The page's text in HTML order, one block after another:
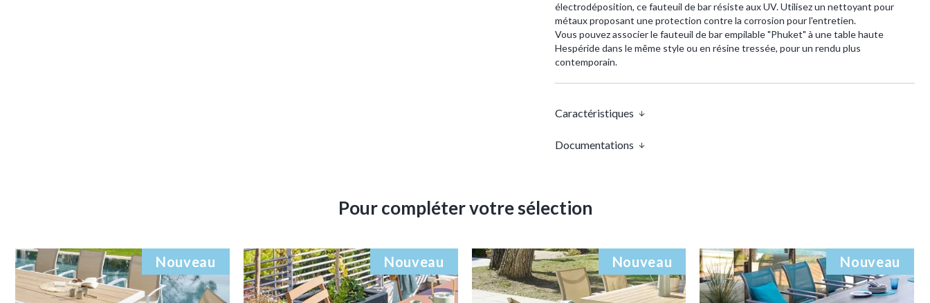
électrodéposition, ce fauteuil de bar résiste aux UV. Utilisez un nettoyant pour
métaux proposant une protection contre la corrosion pour l'entretien.
Vous pouvez associer le fauteuil de bar empilable "Phuket" à une table haute
Hespéride dans le même style ou en résine tressée, pour un rendu plus
contemporain.
Caractéristiques
Documentations
Pour compléter votre sélection
Nouveau Nouveau Nouveau Nouveau